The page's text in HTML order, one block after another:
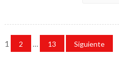
Paginación
de
entradas
1 2 13 Siguiente